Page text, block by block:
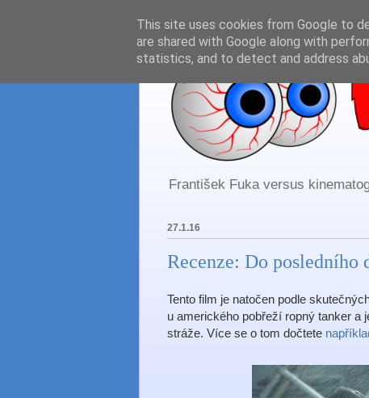
František Fuka versus
27.1.16
Recenze: Do posledního
Tento film je natočen podle
u amerického pobřeží ropný tanker a
stráže. Více se o tom dočtete
This site uses cookies from Google to
are shared with Google along with
statistics, and to detect and address